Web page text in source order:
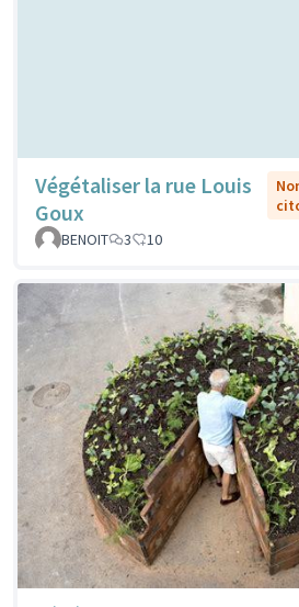
Végétaliser la rue Louis
Goux
BENOIT
3 10